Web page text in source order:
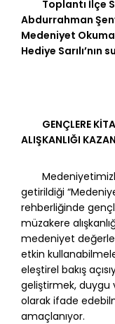
Toplantı İlçe
Abdurrahman
Medeniyet
Hediye
GENÇLERE
ALIŞKANLIĞI
getirildiği
rehberliğinde
müzakere
medeniyet
etkin
eleştirel bakış
geliştirmek, duygu
olarak ifade
amaçlanıyor.